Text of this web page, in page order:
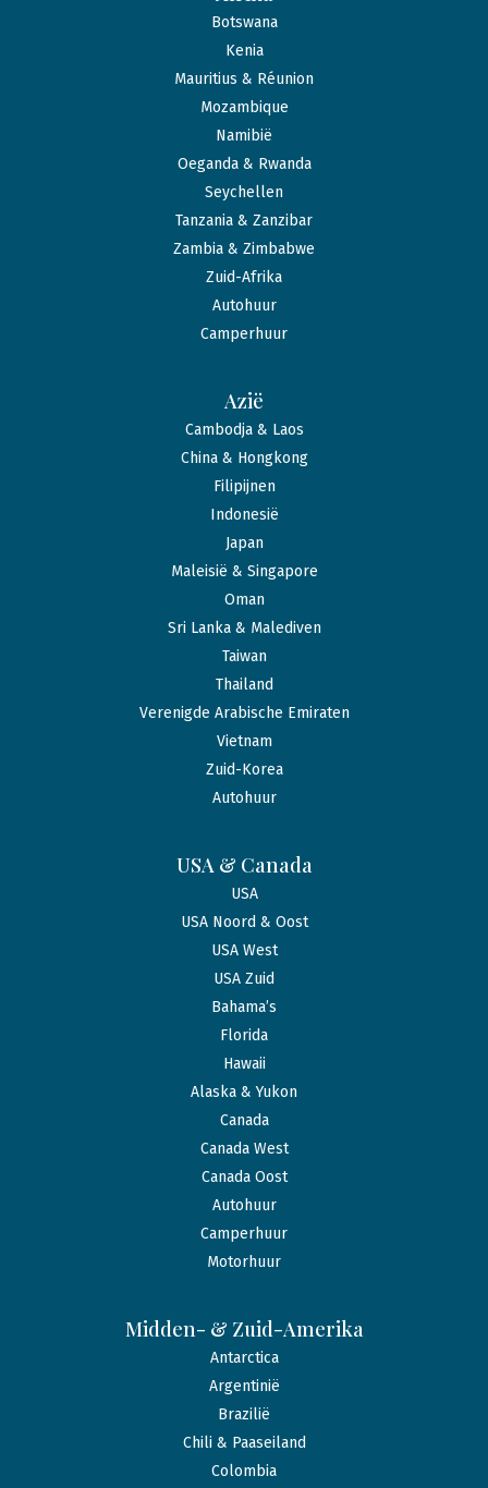
Botswana
Kenia
Mauritius & Réunion
Mozambique
Namibië
Oeganda & Rwanda
Seychellen
Tanzania & Zanzibar
Zambia & Zimbabwe
Zuid-Afrika
Autohuur
Camperhuur
Azië
Cambodja & Laos
China & Hongkong
Filipijnen
Indonesië
Japan
Maleisië & Singapore
Oman
Sri Lanka & Malediven
Taiwan
Thailand
Verenigde Arabische Emiraten
Vietnam
Zuid-Korea
Autohuur
USA & Canada
USA
USA Noord & Oost
USA West
USA Zuid
Bahama’s
Florida
Hawaii
Alaska & Yukon
Canada
Canada West
Canada Oost
Autohuur
Camperhuur
Motorhuur
Midden- & Zuid-Amerika
Antarctica
Argentinië
Brazilië
Chili & Paaseiland
Colombia